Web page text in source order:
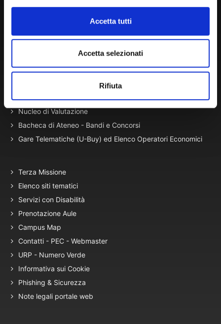
Accetta tutti
Accetta selezionati
Rifiuta
migrazione)
Normativa di Ateneo
Autovalutazione, valutazione e accr.
Nucleo di Valutazione
Bacheca di Ateneo - Bandi e Concorsi
Gare Telematiche (U-Buy) ed Elenco Operatori Economici
Terza Missione
Elenco siti tematici
Servizi con Disabilità
Prenotazione Aule
Campus Map
Contatti - PEC - Webmaster
URP - Numero Verde
Informativa sui Cookie
Phishing & Sicurezza
Note legali portale web